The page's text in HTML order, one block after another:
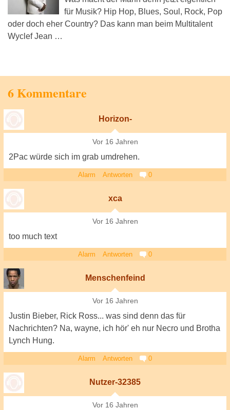
für Musik? Hip Hop, Blues, Soul, Rock, Pop
oder doch eher Country? Das kann man beim Multitalent
Wyclef Jean …
6 Kommentare
Horizon-
Vor 16 Jahren
2Pac würde sich im grab umdrehen.
Alarm Antworten 0
xca
Vor 16 Jahren
too much text
Alarm Antworten 0
Menschenfeind
Vor 16 Jahren
Justin Bieber, Rick Ross... was sind denn das für
Nachrichten? Na, wayne, ich hör' eh nur Necro und Brotha
Lynch Hung.
Alarm Antworten 0
Nutzer-32385
Vor 16 Jahren